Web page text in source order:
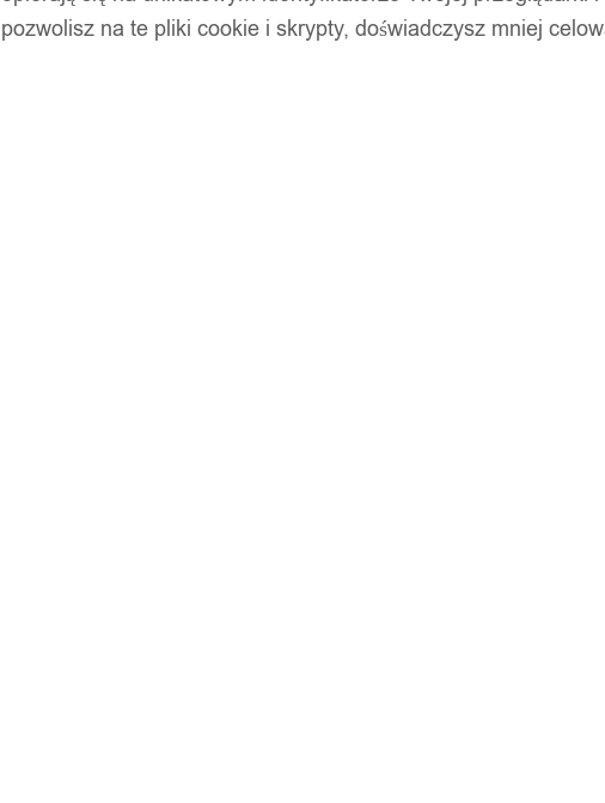
pozwolisz na te pliki cookie i skrypty, doświadczysz mniej